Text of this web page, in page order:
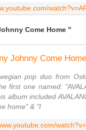
Come Home "
Johnny Come
pop duo from
first one named:
album included
home" & "I